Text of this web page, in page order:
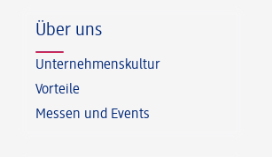
Über uns
Unternehmenskultur
Vorteile
Messen und Events